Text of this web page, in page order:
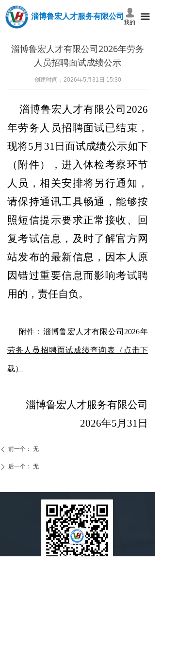
淄博鲁宏人才服务有限公司 끀
넙
我的
淄博鲁宏人才有限公司2026年劳务
人员招聘面试成绩公示
创建时间： 2026年5月31日 15:30
淄博鲁宏人才有限公司2026
年劳务人员招聘面试已结束，
现将5月31日面试成绩公示如下
（附件），进入体检考察环节
人员，相关安排将另行通知，
请保持通讯工具畅通，能够按
照短信提示要求正常接收、回
复考试信息，及时了解官方网
站发布的最新信息，因本人原
因错过重要信息而影响考试聘
用的，责任自负。
附件： 淄博鲁宏人才有限公司2026年
劳务人员招聘面试成绩查询表 （点击下
载）
淄博鲁宏人才服务有限公司
2026年5月 31日
ꄲ 后一个： 无
ꄴ 前一个： 无